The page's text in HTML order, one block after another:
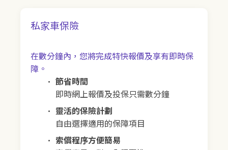
私家車保險
在數分鐘內，您將完成特快報價及享有即時保
障。
節省時間
即時網上報價及投保只需數分鐘
靈活的保險計劃
自由選擇適用的保障項目
索償程序方便簡易